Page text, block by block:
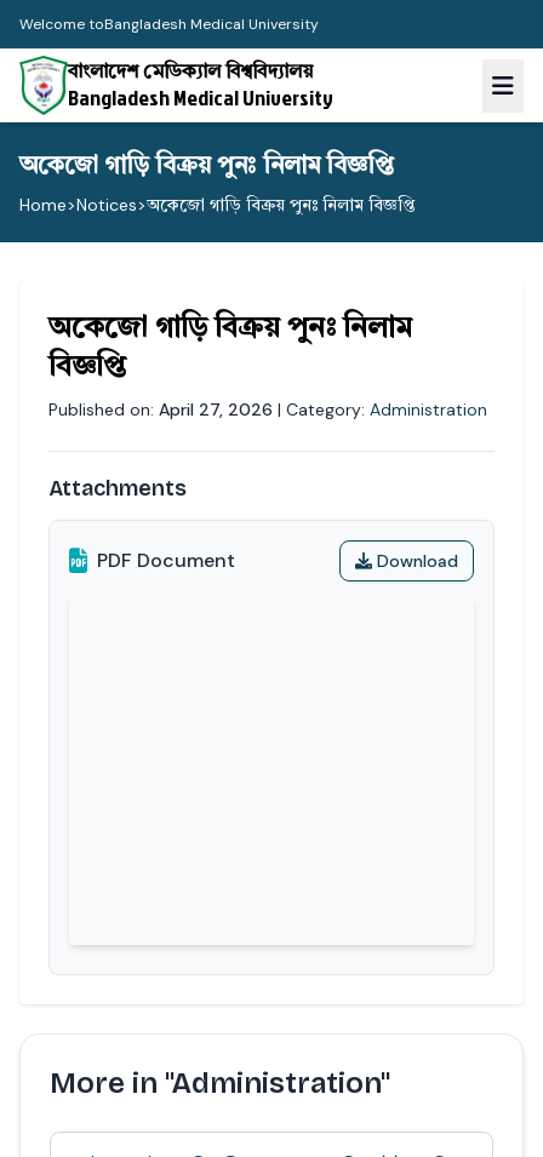
Welcome toBangladesh Medical University
বাংলাদেশ মেডিক্যাল বিশ্ববিদ্যালয়
Bangladesh Medical University
অকেজো গাড়ি বিক্রয় পুনঃ নিলাম বিজ্ঞপ্তি
Home>Notices>অকেজো গাড়ি বিক্রয় পুনঃ নিলাম বিজ্ঞপ্তি
অকেজো গাড়ি বিক্রয় পুনঃ নিলাম
বিজ্ঞপ্তি
Published on: April 27, 2026 | Category: Administration
Attachments
PDF Document Download
More in "Administration"